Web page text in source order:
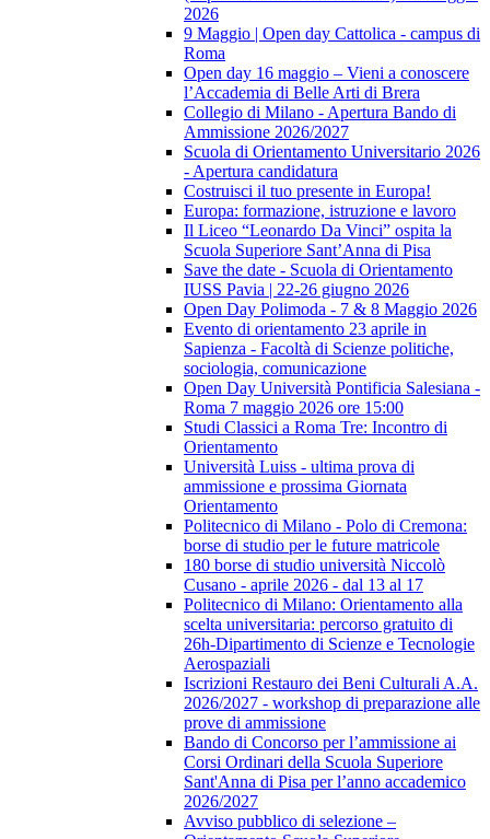
2026
9 Maggio | Open day Cattolica - campus di
Roma
Open day 16 maggio – Vieni a conoscere
l’Accademia di Belle Arti di Brera
Collegio di Milano - Apertura Bando di
Ammissione 2026/2027
Scuola di Orientamento Universitario 2026
- Apertura candidatura
Costruisci il tuo presente in Europa!
Europa: formazione, istruzione e lavoro
Il Liceo “Leonardo Da Vinci” ospita la
Scuola Superiore Sant’Anna di Pisa
Save the date - Scuola di Orientamento
IUSS Pavia | 22-26 giugno 2026
Open Day Polimoda - 7 & 8 Maggio 2026
Evento di orientamento 23 aprile in
Sapienza - Facoltà di Scienze politiche,
sociologia, comunicazione
Open Day Università Pontificia Salesiana -
Roma 7 maggio 2026 ore 15:00
Studi Classici a Roma Tre: Incontro di
Orientamento
Università Luiss - ultima prova di
ammissione e prossima Giornata
Orientamento
Politecnico di Milano - Polo di Cremona:
borse di studio per le future matricole
180 borse di studio università Niccolò
Cusano - aprile 2026 - dal 13 al 17
Politecnico di Milano: Orientamento alla
scelta universitaria: percorso gratuito di
26h-Dipartimento di Scienze e Tecnologie
Aerospaziali
Iscrizioni Restauro dei Beni Culturali A.A.
2026/2027 - workshop di preparazione alle
prove di ammissione
Bando di Concorso per l’ammissione ai
Corsi Ordinari della Scuola Superiore
Sant'Anna di Pisa per l’anno accademico
2026/2027
Avviso pubblico di selezione –